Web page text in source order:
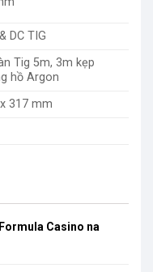
DC TIG
Tig 5m, 3m kẹp
hồ Argon
317 mm
Casino na